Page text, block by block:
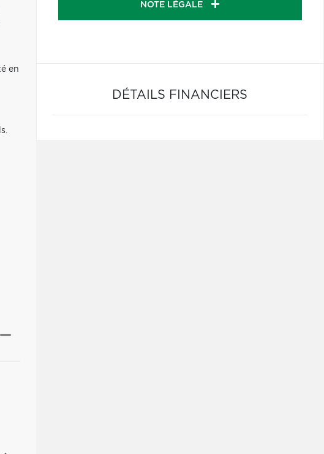
en
NOTE LÉGALE
DÉTAILS FINANCIERS